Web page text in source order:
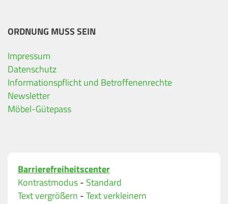
ORDNUNG MUSS SEIN
Impressum
Datenschutz
Informationspflicht und Betroffenenrechte
Newsletter
Möbel-Gütepass
Barrierefreiheitscenter
Kontrastmodus- Standard
Text vergrößern -Text verkleinern
Ihre Kontaktdaten
Alle mit Stern gekennzeichneten Felder sind
Name
Bitte geben Sie eine gültige E-Mail-Adresse ein.
Telefon*